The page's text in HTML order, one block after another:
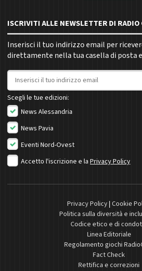
ISCRIVITI ALLE NEWSLETTER DI RADIO
Inserisci il tuo indirizzo email per
direttamente nella tua casella di posta
Indirizzo email
Scegli le tue edizioni:
News Alessandria
News Pavia
Eventi Nord-Ovest
Accetto l'iscrizione e la Privacy Policy
Privacy Policy| Cookie
Politica sulla diversità e
Codice etico e di
Linea Editoriale
Regolamento giochi
Fact Check
Rettifica e correzioni